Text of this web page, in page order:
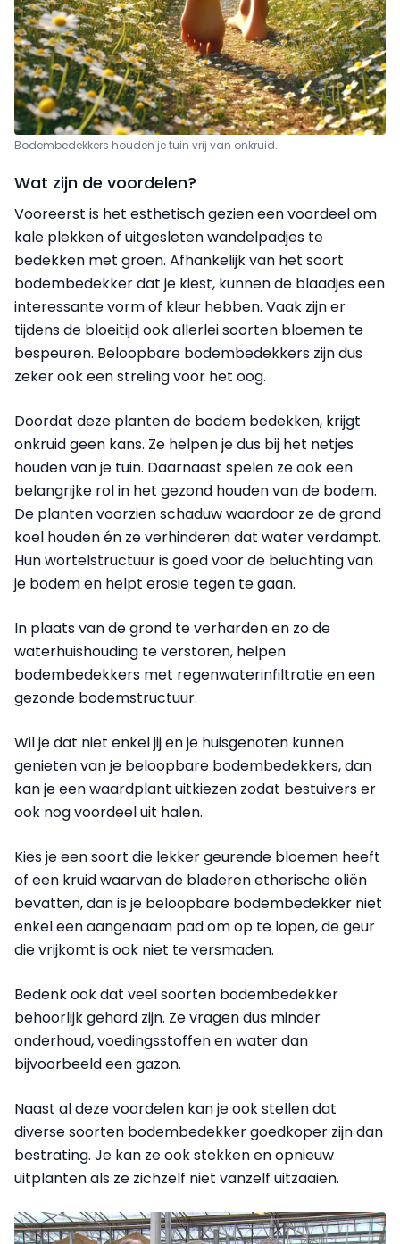
Bodembedekkers houden je tuin vrij van onkruid.
Wat zijn de voordelen?
Vooreerst is het esthetisch gezien een voordeel om
kale plekken of uitgesleten wandelpadjes te
bedekken met groen. Afhankelijk van het soort
bodembedekker dat je kiest, kunnen de blaadjes een
interessante vorm of kleur hebben. Vaak zijn er
tijdens de bloeitijd ook allerlei soorten bloemen te
bespeuren. Beloopbare bodembedekkers zijn dus
zeker ook een streling voor het oog.
Doordat deze planten de bodem bedekken, krijgt
onkruid geen kans. Ze helpen je dus bij het netjes
houden van je tuin. Daarnaast spelen ze ook een
belangrijke rol in het gezond houden van de bodem.
De planten voorzien schaduw waardoor ze de grond
koel houden én ze verhinderen dat water verdampt.
Hun wortelstructuur is goed voor de beluchting van
je bodem en helpt erosie tegen te gaan.
In plaats van de grond te verharden en zo de
waterhuishouding te verstoren, helpen
bodembedekkers met regenwaterinfiltratie en een
gezonde bodemstructuur.
Wil je dat niet enkel jij en je huisgenoten kunnen
genieten van je beloopbare bodembedekkers, dan
kan je een waardplant uitkiezen zodat bestuivers er
ook nog voordeel uit halen.
Kies je een soort die lekker geurende bloemen heeft
of een kruid waarvan de bladeren etherische oliën
bevatten, dan is je beloopbare bodembedekker niet
enkel een aangenaam pad om op te lopen, de geur
die vrijkomt is ook niet te versmaden.
Bedenk ook dat veel soorten bodembedekker
behoorlijk gehard zijn. Ze vragen dus minder
onderhoud, voedingsstoffen en water dan
bijvoorbeeld een gazon.
Naast al deze voordelen kan je ook stellen dat
diverse soorten bodembedekker goedkoper zijn dan
bestrating. Je kan ze ook stekken en opnieuw
uitplanten als ze zichzelf niet vanzelf uitzaaien.